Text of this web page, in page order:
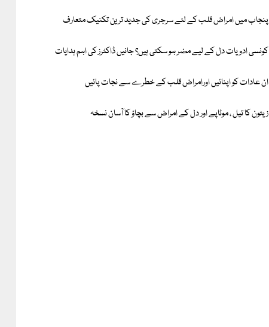
پنجاب میں امراض قلب کے لئے سرجری کی جدید ترین تکنیک متعارف
کونسی ادویات دل کے لیے مضر ہو سکتی ہیں؟ جانیں ڈاکٹرز کی اہم ہدایات
ان عادات کو اپنائیں اورامراض قلب کے خطرے سے نجات پائیں
زیتون کا تیل ، موٹاپے اور دل کے امراض سے بچاؤ کا آسان نسخہ